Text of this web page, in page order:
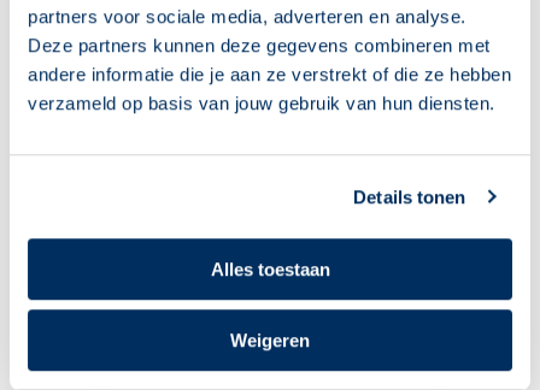
partners voor sociale media, adverteren en analyse.
Deze partners kunnen deze gegevens combineren met
andere informatie die je aan ze verstrekt of die ze hebben
verzameld op basis van jouw gebruik van hun diensten.
Details tonen
Alles toestaan
Weigeren
‘Leuk, ik mag weer
Begeleiders, klaar voor
cursusjaar? Deze 10
tips helpen je op weg